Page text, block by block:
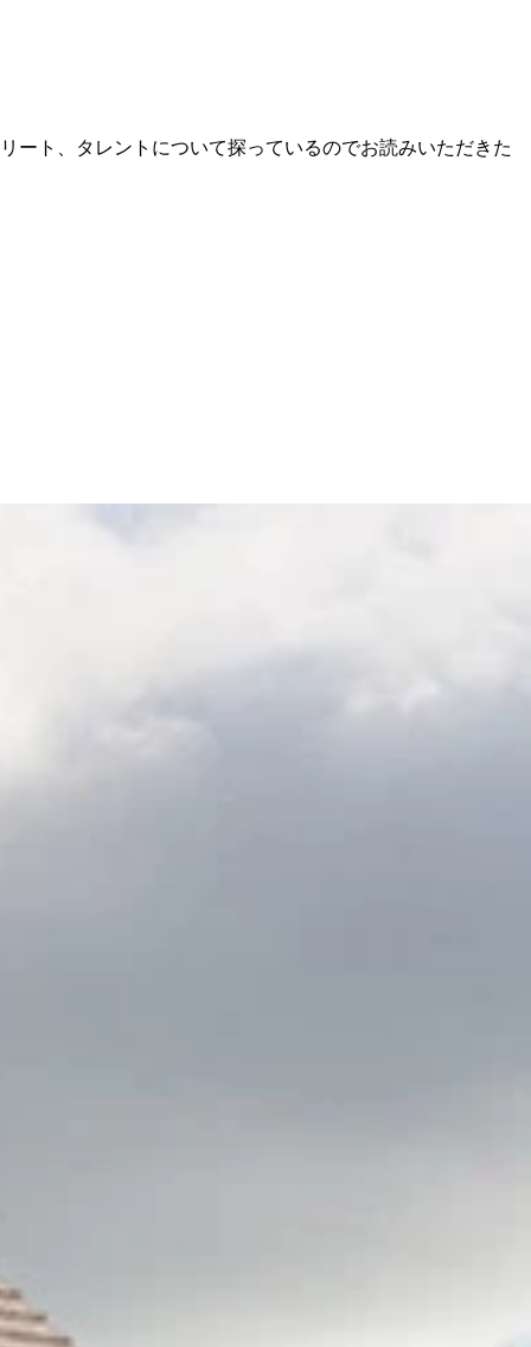
ート、タレントについて探っているのでお読みいただきた